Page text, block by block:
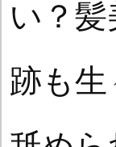
い？
跡も